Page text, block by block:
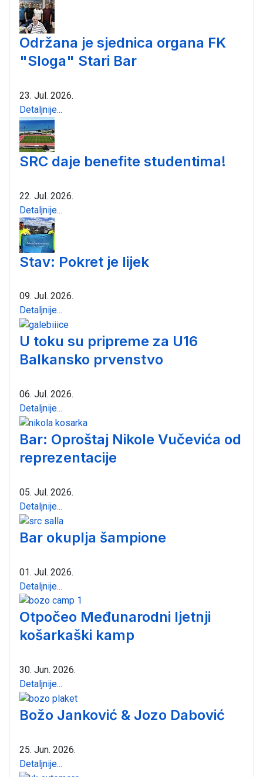
Održana je sjednica organa FK
"Sloga" Stari Bar
23. Jul. 2026.
Detaljnije...
SRC daje benefite studentima!
22. Jul. 2026.
Detaljnije...
Stav: Pokret je lijek
09. Jul. 2026.
Detaljnije...
U toku su pripreme za U16
Balkansko prvenstvo
06. Jul. 2026.
Detaljnije...
Bar: Oproštaj Nikole Vučevića od
reprezentacije
05. Jul. 2026.
Detaljnije...
Bar okuplja šampione
01. Jul. 2026.
Detaljnije...
Otpočeo Međunarodni ljetnji
košarkaški kamp
30. Jun. 2026.
Detaljnije...
Božo Janković & Jozo Dabović
25. Jun. 2026.
Detaljnije...